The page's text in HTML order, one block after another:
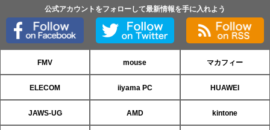
公式アカウントをフォローして最新情報を手に入れよう
FMV mouse マカフィー
ELECOM iiyama PC HUAWEI
JAWS-UG AMD kintone